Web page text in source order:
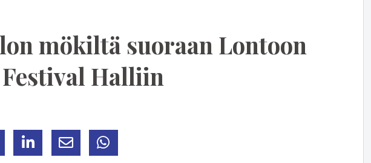
mökiltä suoraan Lontoon
Halliin
TwitterLinkedInSähköpostiWhatsapp